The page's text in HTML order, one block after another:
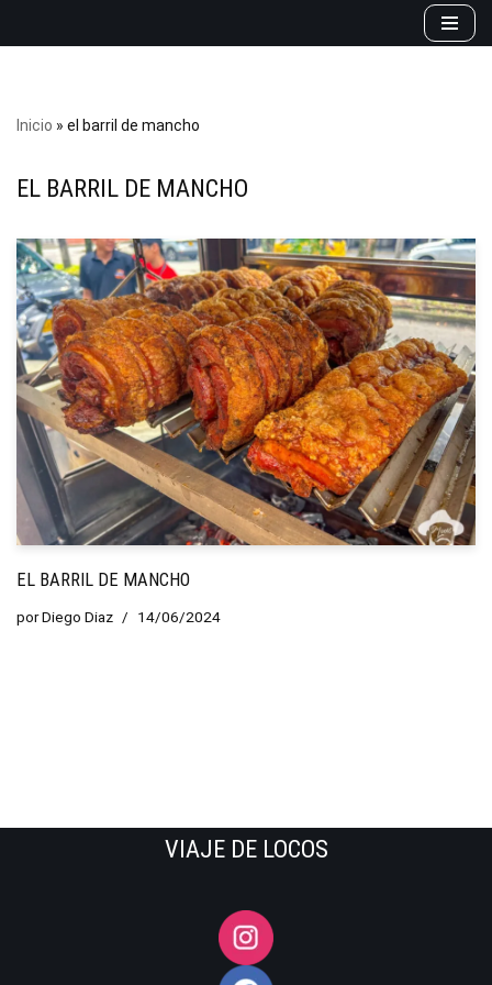
Inicio » el barril de mancho
EL BARRIL DE MANCHO
EL BARRIL DE MANCHO
porDiego Diaz 14/06/2024
VIAJE DE LOCOS